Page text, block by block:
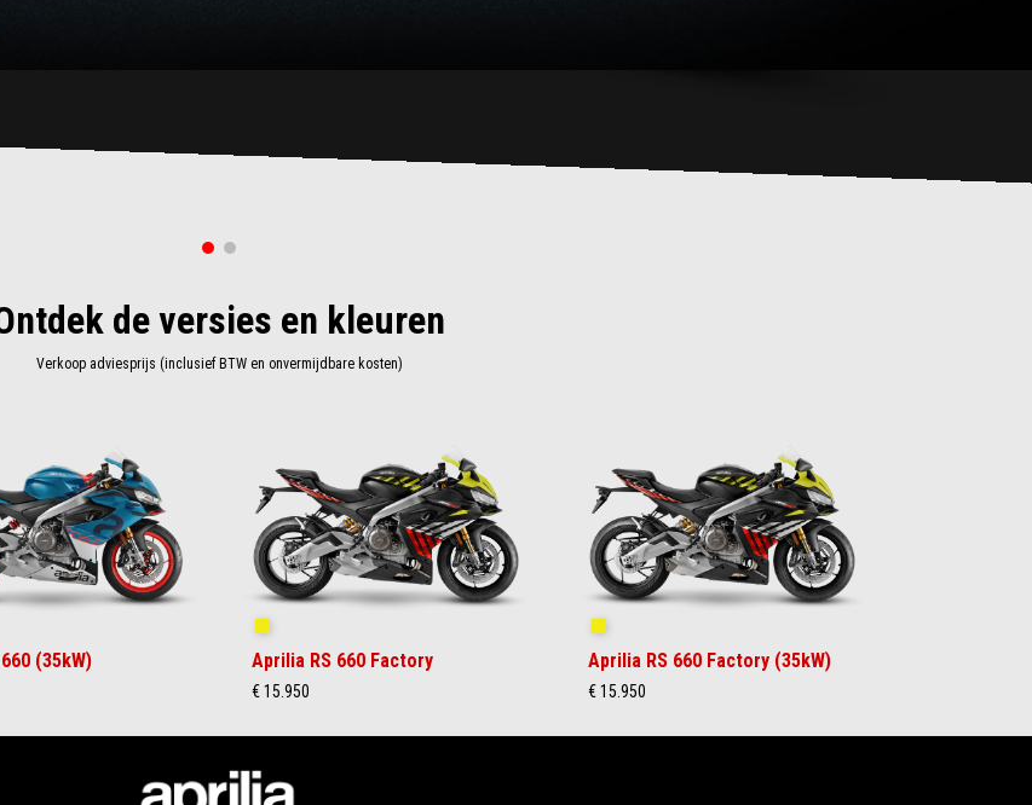
de versies en kleuren
Verkoop adviesprijs (inclusief BTW en onvermijdbare kosten)
(35kW) Aprilia RS 660 Factory
€ 15.950
Aprilia RS 660 Factory (35kW)
€ 15.950